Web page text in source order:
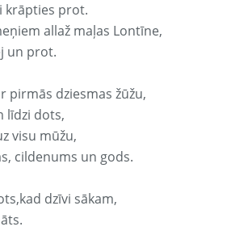
krāpties prot.
allaž maļas Lontīne,
un prot.
pirmās dziesmas žūžu,
līdzi dots,
visu mūžu,
cildenums un gods.
dzīvi sākam,